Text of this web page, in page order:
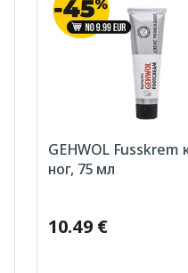
GEHWOL Fusskrem
ног, 75 мл
10.49 €